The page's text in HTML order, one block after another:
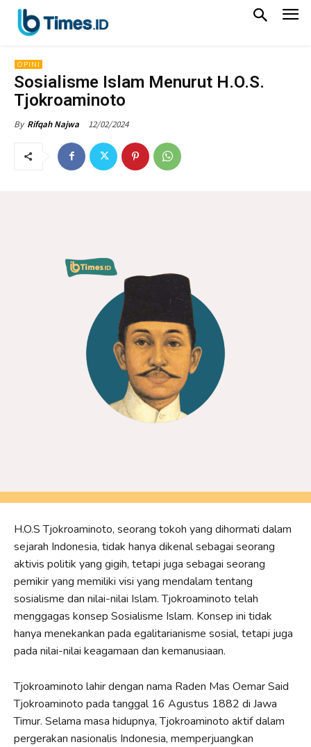
OPINI
Sosialisme Islam Menurut H.O.S.
Tjokroaminoto
By Rifqah Najwa 12/02/2024
H.O.S Tjokroaminoto, seorang tokoh yang dihormati dalam
sejarah Indonesia, tidak hanya dikenal sebagai seorang
aktivis politik yang gigih, tetapi juga sebagai seorang
pemikir yang memiliki visi yang mendalam tentang
sosialisme dan nilai-nilai Islam. Tjokroaminoto telah
menggagas konsep Sosialisme Islam. Konsep ini tidak
hanya menekankan pada egalitarianisme sosial, tetapi juga
pada nilai-nilai keagamaan dan kemanusiaan.
Tjokroaminoto lahir dengan nama Raden Mas Oemar Said
Tjokroaminoto pada tanggal 16 Agustus 1882 di Jawa
Timur. Selama masa hidupnya, Tjokroaminoto aktif dalam
pergerakan nasionalis Indonesia, memperjuangkan